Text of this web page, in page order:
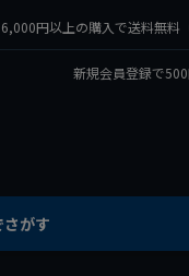
6,000円以上の購入で送料無料
新規会員登録で
がす